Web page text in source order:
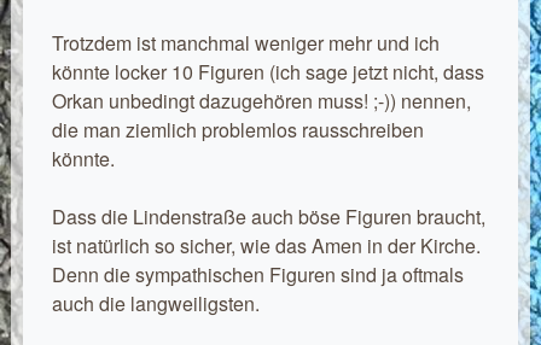
Trotzdem ist manchmal weniger mehr und ich
könnte locker 10 Figuren (ich sage jetzt nicht, dass
Orkan unbedingt dazugehören muss! ;-)) nennen,
die man ziemlich problemlos rausschreiben
könnte.
Dass die Lindenstraße auch böse Figuren braucht,
ist natürlich so sicher, wie das Amen in der Kirche.
Denn die sympathischen Figuren sind ja oftmals
auch die langweiligsten.